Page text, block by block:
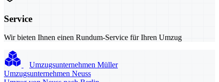
Service
Wir bieten Ihnen einen Rundum-Service für Ihren Umzug
Umzugsunternehmen Müller
Umzugsunternehmen Neuss